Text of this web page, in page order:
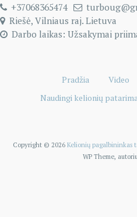
+37068365474
Riešė, Vilniaus raj. Lietuva
Darbo laikas: Užsakymai
Pradžia Video
Naudingi kelionių
Copyright © 2026 Kelionių pagalbininkas
WP Theme,